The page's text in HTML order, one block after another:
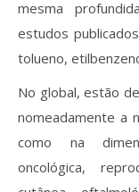
mesma
estudos
tolueno,
No global, estão
nomeadamente a
como na
oncológica,